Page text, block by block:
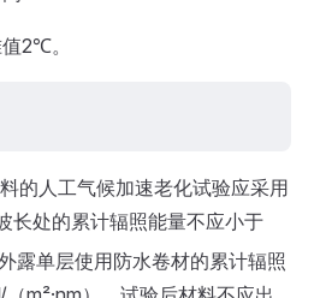
2℃。
的人工气候加速老化试验应采用
长处的累计辐照能量不应小于
露单层使用防水卷材的累计辐照